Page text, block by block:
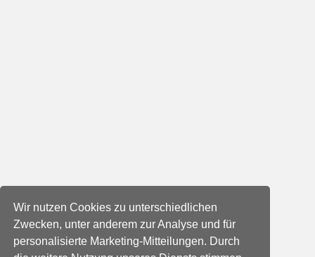
Wir nutzen Cookies zu unterschiedlichen
Zwecken, unter anderem zur Analyse und für
personalisierte Marketing-Mitteilungen. Durch